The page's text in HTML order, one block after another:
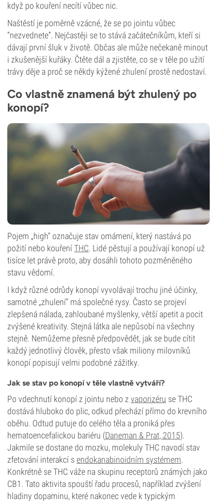
když po kouření necítí vůbec nic.
Naštěstí je poměrně vzácné, že se po jointu vůbec
“nezvednete”. Nejčastěji se to stává začátečníkům, kteří si
dávají první šluk v životě. Občas ale může nečekaně minout
i zkušenější kuřáky. Čtěte dál a zjistěte, co se v těle po užití
trávy děje a proč se někdy kýžené zhulení prostě nedostaví.
Co vlastně znamená být zhulený po
konopí?
Pojem „high“ označuje stav omámení, který nastává po
požití nebo kouřeníTHC. Lidé pěstují a používají konopí už
tisíce let právě proto, aby dosáhli tohoto pozměněného
stavu vědomí.
I když různé odrůdy konopí vyvolávají trochu jiné účinky,
samotné „zhulení“ má společné rysy. Často se projeví
zlepšená nálada, zahloubané myšlenky, větší apetit a pocit
zvýšené kreativity. Stejná látka ale nepůsobí na všechny
stejně. Nemůžeme přesně předpovědět, jak se bude cítit
každý jednotlivý člověk, přesto však miliony milovníků
konopí popisují velmi podobné zážitky.
Jak se stav po konopí v těle vlastně vytváří?
Po vdechnutí konopí z jointu nebo z vaporizéru se THC
dostává hluboko do plic, odkud přechází přímo do krevního
oběhu. Odtud putuje do celého těla a proniká přes
hematoencefalickou bariéru (Daneman & Prat, 2015).
Jakmile se dostane do mozku, molekuly THC navodí stav
zfetování interakcí s endokanabinoidním systémem.
Konkrétně se THC váže na skupinu receptorů známých jako
CB1. Tato aktivita spouští řadu procesů, například zvýšení
hladiny dopaminu, které nakonec vede k typickým